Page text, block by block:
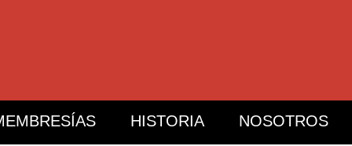
HISTORIA NOSOTROS